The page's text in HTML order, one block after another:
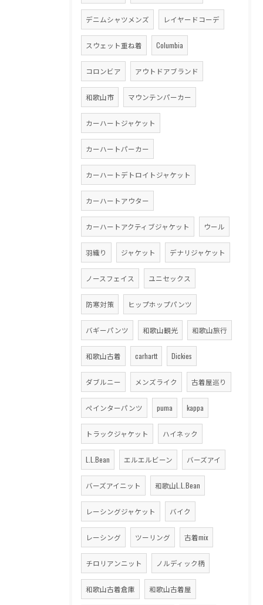
デニムシャツメンズ レイヤードコーデ
スウェット重ね着 Columbia
コロンビア アウトドアブランド
和歌山市 マウンテンパーカー
カーハートジャケット
カーハートパーカー
カーハートデトロイトジャケット
カーハートアウター
カーハートアクティブジャケット ウール
羽織り ジャケット デナリジャケット
ノースフェイス ユニセックス
防寒対策 ヒップホップパンツ
バギーパンツ 和歌山観光 和歌山旅行
和歌山古着 carhartt Dickies
ダブルニー メンズライク 古着屋巡り
ペインターパンツ puma kappa
トラックジャケット ハイネック
L.L.Bean エルエルビーン バーズアイ
バーズアイニット 和歌山L.L.Bean
レーシングジャケット バイク
レーシング ツーリング 古着mix
チロリアンニット ノルディック柄
和歌山古着倉庫 和歌山古着屋